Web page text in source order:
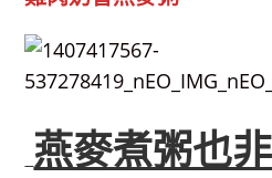
燕麥煮粥也